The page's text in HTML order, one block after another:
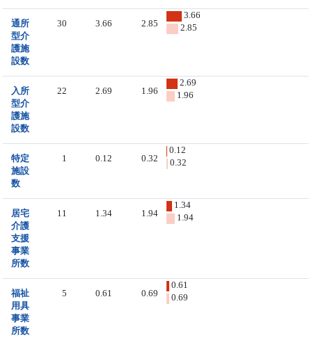
通所
型介
護施
設数
30 3.66 2.85
3.66
2.85
入所
型介
護施
設数
22 2.69 1.96
2.69
1.96
特定
施設
数
1 0.12 0.32
0.12
0.32
居宅
介護
支援
事業
所数
11 1.34 1.94
1.34
1.94
福祉
用具
事業
所数
5 0.61 0.69
0.61
0.69